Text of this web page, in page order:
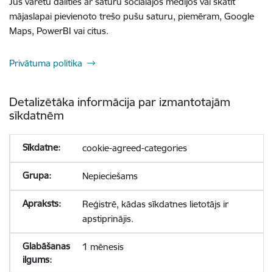
mājaslapai pievienoto trešo pušu saturu, piemēram, Google
Maps, PowerBI vai citus.
Privātuma politika
Detalizētāka informācija par izmantotajām
sīkdatnēm
cookie-agreed-categories
Nepieciešams
Reģistrē, kādas sīkdatnes lietotājs ir
apstiprinājis.
1 mēnesis